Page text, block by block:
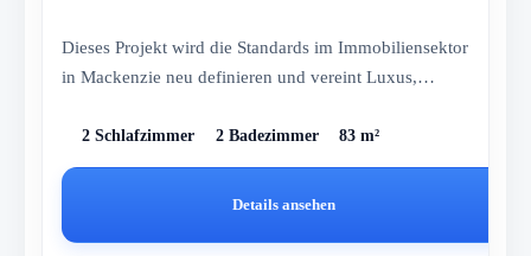
Dieses Projekt wird die Standards im Immobiliensektor
in Mackenzie neu definieren und vereint Luxus,
2 Schlafzimmer 2 Badezimmer 83 m²
Details ansehen